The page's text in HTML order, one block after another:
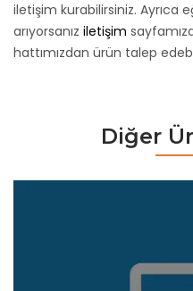
iletişim kurabilirsiniz. Ayrıca
arıyorsanız iletişim
hattımızdan ürün talep
Diğer